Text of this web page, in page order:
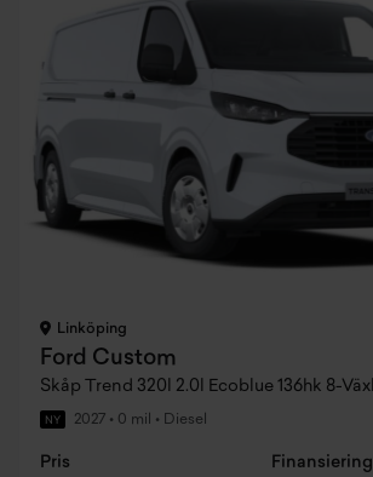
Linköping
Ford Custom
NY 2027 • 0 mil • Diesel
Pris Finansiering